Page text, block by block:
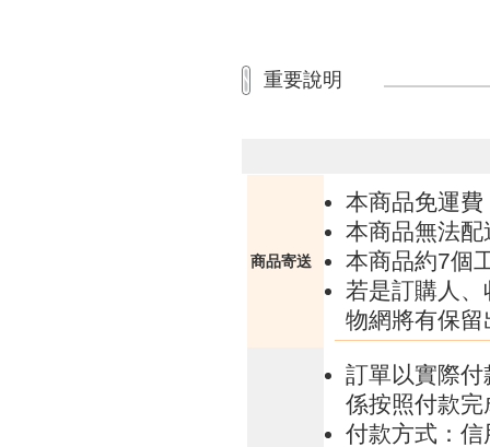
重要說明
商品寄送
本商品免運
本商品無法配
本商品約7個
若是訂購人
物網將有保
訂單以實際
係按照付款
付款方式：